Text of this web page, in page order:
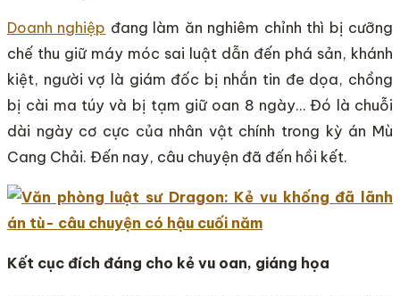
Doanh nghiệp đang làm ăn nghiêm chỉnh thì bị cưỡng
chế thu giữ máy móc sai luật dẫn đến phá sản, khánh
kiệt, người vợ là giám đốc bị nhắn tin đe dọa, chồng
bị cài ma túy và bị tạm giữ oan 8 ngày… Đó là chuỗi
dài ngày cơ cực của nhân vật chính trong kỳ án Mù
Cang Chải. Đến nay, câu chuyện đã đến hồi kết.
Kết cục đích đáng cho kẻ vu oan, giáng họa